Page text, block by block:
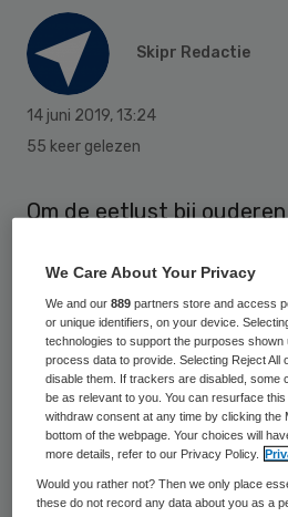
Skipr Redactie
14 juni 2019, 13:24
55 keer gelezen
Om de eetlust bij
DrieGasthuizenGroep in
bewoners maaltijden in
fingerfood serveren. De
najaar starten.
De plannen op 13 juni
een bijeenkomst voor
vrijwilligers,zo schrijft
We Care About Your Privacy
We and our889 partners store and access
or unique identifiers, on your device.
technologies to support the purposes
process data to provide. Selecting Reject All
disable them. If trackers are disabled, some
be as relevant to you. You can resurface
withdraw consent at any time by clicking the
bottom of the webpage. Your choices will
more details, refer to our Privacy Policy.
Would you rather not? Then we only place
these do not record any data about you as a